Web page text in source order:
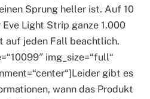
Sprung heller ist. Auf 10
Light Strip ganze 1.000
auf jeden Fall beachtlich.
img_size=“full“
gibt es
wann das Produkt